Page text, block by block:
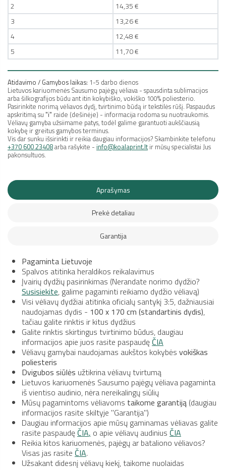
2
14,35 €
3
13,26 €
4
12,48 €
5
11,70 €
Atidavimo / Gamybos laikas: 1-5 darbo dienos
Lietuvos kariuomenės Sausumo pajėgų vėliava - spausdinta sublimacijos
arba šilkografijos būdu ant itin kokybiško, vokiško 100% poliesterio.
Pasirinkite norimą vėliavos dydį, tvirtinimo būdą ir tekstilės rūšį. Paspaudus
apskritimą su "i" raide (dešinėje) - informacija rodoma su nuotraukomis.
Vėliavų gamyba užsiimame patys, todėl galime garantuoti aukščiausią
kokybę ir greitus gamybos terminus.
Vis dar sunku išsirinkti ir reikia daugiau informacijos? Skambinkite telefonu
+370 600 23408arba rašykite - info@koalaprint.lt ir mūsų specialistai Jus
pakonsultuos.
Aprašymas
Prekė detaliau
Garantija
Pagaminta Lietuvoje
Spalvos atitinka heraldikos reikalavimus
Įvairių dydžių pasirinkimas (Nerandate norimo dydžio?
Susisiekite, galime pagaminti reikiamo dydžio vėliavą)
Visi vėliavų dydžiai atitinka oficialų santykį 3:5, dažniausiai
naudojamas dydis - 100 x 170 cm (standartinis dydis),
tačiau galite rinktis ir kitus dydžius
Galite rinktis skirtingus tvirtinimo būdus, daugiau
informacijos apie juos rasite paspaudę ČIA
Vėliavų gamybai naudojamas aukštos kokybės vokiškas
poliesteris
Dvigubos siūlės užtikrina vėliavų tvirtumą
Lietuvos kariuomenės Sausumo pajėgų vėliava pagaminta
iš vientiso audinio, nėra nereikalingų siūlių
Mūsų pagamintoms vėliavoms taikome garantiją (daugiau
informacijos rasite skiltyje "Garantija")
Daugiau informacijos apie mūsų gaminamas vėliavas galite
rasite paspaudę ČIA, o apie vėliavų audinius ČIA
Reikia kitos kariuomenės, pajėgų ar bataliono vėliavos?
Visas jas rasite ČIA.
Užsakant didesnį vėliavų kiekį, taikome nuolaidas